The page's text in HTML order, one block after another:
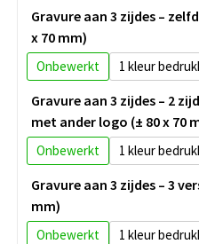
Gravure aan 3 zijdes –
x 70 mm)
Onbewerkt 1
Gravure aan 3 zijdes – 2
met ander logo (± 80 x 70
Onbewerkt 1
Gravure aan 3 zijdes – 3
mm)
Onbewerkt 1